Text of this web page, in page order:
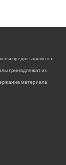
и предоставляются
принадлежат их
материала